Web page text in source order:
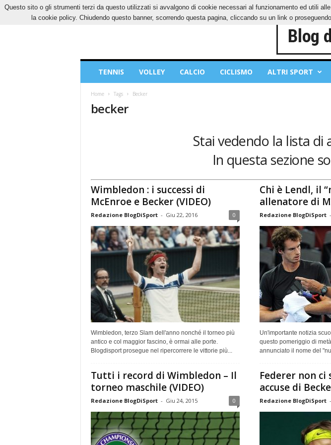
VENERDÌ, 7 AGOSTO 2026 CONTATTI COOKIES PRIVACY POLICY
Sport
TENNIS VOLLEY CALCIO CICLISMO ALTRI SPORT
Home Tags Becker
becker
Stai vedendo la lista
In questa sezione
Wimbledon : i successi di
McEnroe e Becker (VIDEO)
Redazione BlogDiSport - Giu 22, 2016 0
Wimbledon, terzo Slam dell'anno nonché il torneo più
antico e col maggior fascino, è ormai alle porte.
Blogdisport prosegue nel ripercorrere le vittorie più...
Chi è Lendl, il
allenatore di
Redazione BlogDiSport -
Un'importante notizia
questo pomeriggio di
annunciato il nome del
Tutti i record di Wimbledon – Il
torneo maschile (VIDEO)
Redazione BlogDiSport - Giu 24, 2015 0
Federer non ci
accuse di
Redazione BlogDiSport -
Questo sito o gli strumenti terzi da questo utilizzati si avvalgono di cookie necessari al funzionamento ed utili
la cookie policy. Chiudendo questo banner, scorrendo questa pagina, cliccando su un link o